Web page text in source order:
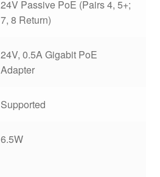
24V Passive PoE (Pairs 4, 5+;
7, 8 Return)
24V, 0.5A Gigabit PoE
Adapter
Supported
6.5W